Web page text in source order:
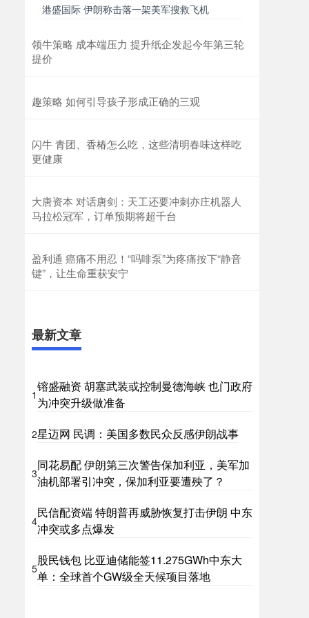
港盛国际 伊朗称击落一架美军搜救飞机
领牛策略 成本端压力 提升纸企发起今年第三轮
提价
趣策略 如何引导孩子形成正确的三观
闪牛 青团、香椿怎么吃，这些清明春味这样吃
更健康
大唐资本 对话唐剑：天工还要冲刺亦庄机器人
马拉松冠军，订单预期将超千台
盈利通 癌痛不用忍！“吗啡泵”为疼痛按下“静音
键”，让生命重获安宁
最新文章
1
镕盛融资 胡塞武装或控制曼德海峡 也门政府
为冲突升级做准备
2星迈网 民调：美国多数民众反感伊朗战事
3
同花易配 伊朗第三次警告保加利亚，美军加
油机部署引冲突，保加利亚要遭殃了？
4
民信配资端 特朗普再威胁恢复打击伊朗 中东
冲突或多点爆发
5
股民钱包 比亚迪储能签11.275GWh中东大
单：全球首个GW级全天候项目落地